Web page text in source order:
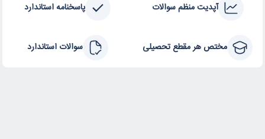
آپدیت منظم سوالات پاسخنامه استاندارد
مختص هر مقطع تحصیلی سوالات استاندارد